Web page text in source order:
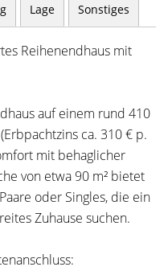
Lage Sonstiges
Reihenendhaus mit
auf einem rund 410
ca. 310 € p.
mit behaglicher
von etwa 90 m² bietet
oder Singles, die ein
Zuhause suchen.